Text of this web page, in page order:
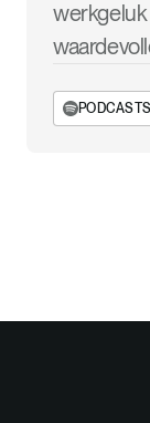
PODCASTS